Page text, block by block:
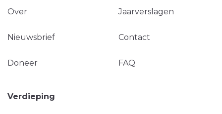
Over Jaarverslagen
Nieuwsbrief Contact
Doneer FAQ
Verdieping